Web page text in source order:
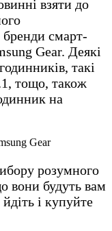
взяти до
смарт-
Gear. Деякі
такі
тощо, також
на
розумного
вони будуть вам
і купуйте